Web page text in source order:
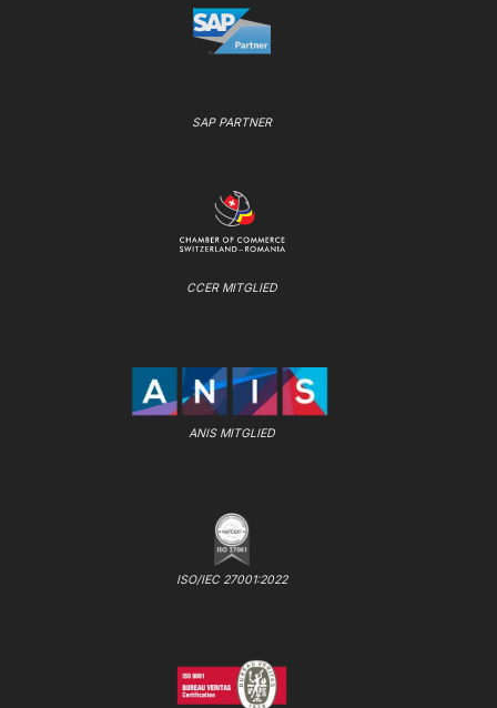
SAP PARTNER
CCER MITGLIED
ANIS MITGLIED
ISO/IEC 27001:2022